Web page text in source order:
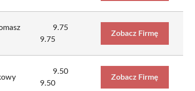
9.75
9.75
Zobacz Firmę
9.50
9.50
Zobacz Firmę